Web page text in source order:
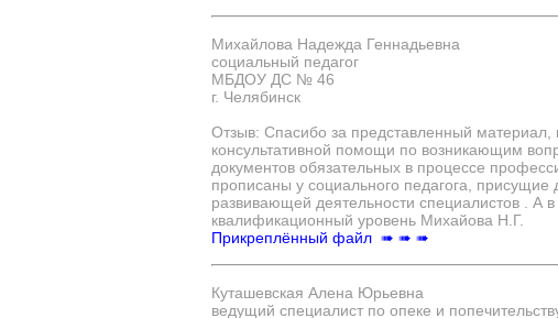
Михайлова Надежда Геннадьевна
социальный педагог
МБДОУ ДС № 46
г. Челябинск
Отзыв: Спасибо за представленный
консультативной помощи по возникающим
документов обязательных в процессе
прописаны у социального педагога,
развивающей деятельности специалистов . А
квалификационный уровень Михайова Н.Г.
Прикреплённый файл ➠ ➠ ➠
Куташевская Алена Юрьевна
ведущий специалист по опеке и